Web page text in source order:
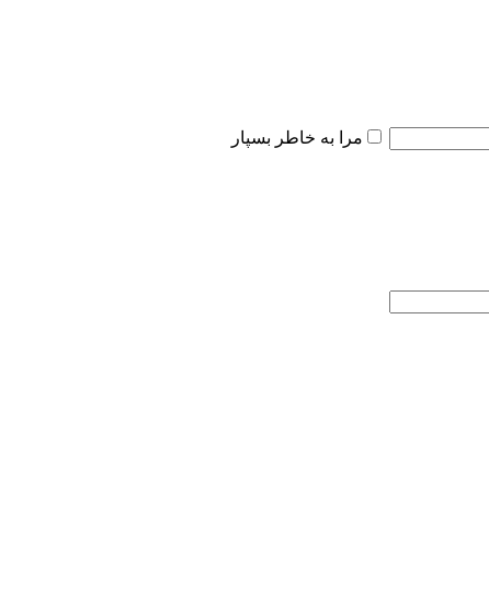
مرا به خاطر بسپار